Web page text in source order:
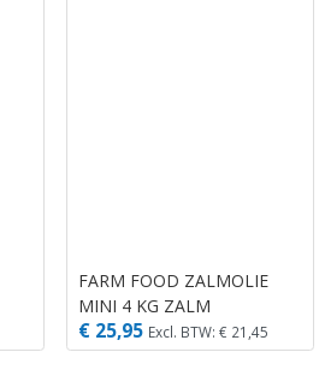
FARM FOOD ZALMOLIE
MINI 4 KG ZALM
€ 25,95 Excl. BTW: € 21,45